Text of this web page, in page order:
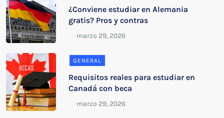
¿Conviene estudiar en Alemania
gratis? Pros y contras
GENERAL
Requisitos reales para estudiar en
Canadá con beca